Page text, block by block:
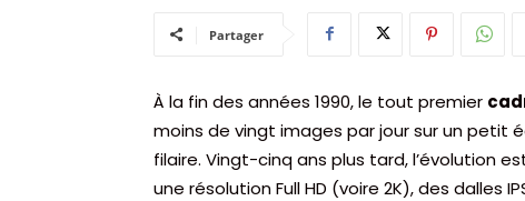
Partager
À la fin des années 1990, le tout premier
moins de vingt images par jour sur un petit
filaire. Vingt-cinq ans plus tard, l’évolution
une résolution Full HD (voire 2K), des dalles